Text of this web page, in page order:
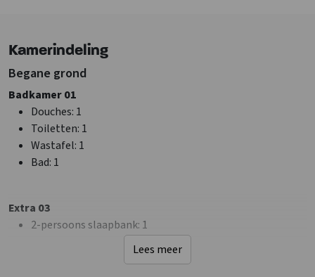
Douches: 2
Toiletten: 1
Badkamers
Faciliteiten (Binnen)
Skiberging
Zithoek
TV
Huisdieren toegestaan
Kamerindeling
Begane grond
Badkamer 01
Douches: 1
Toiletten: 1
Wastafel: 1
Bad: 1
Extra 03
2-persoons slaapbank: 1
Lees meer